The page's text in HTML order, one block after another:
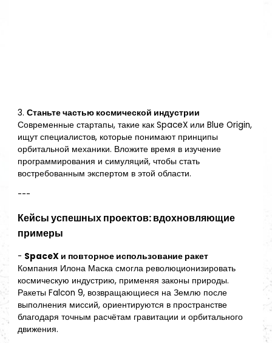
3.Станьте частью космической индустрии
Современные стартапы, такие как SpaceX или Blue Origin,
ищут специалистов, которые понимают принципы
орбитальной механики. Вложите время в изучение
программирования и симуляций, чтобы стать
востребованным экспертом в этой области.
---
Кейсы успешных проектов: вдохновляющие
примеры
- SpaceX и повторное использование ракет
Компания Илона Маска смогла революционизировать
космическую индустрию, применяя законы природы.
Ракеты Falcon 9, возвращающиеся на Землю после
выполнения миссий, ориентируются в пространстве
благодаря точным расчётам гравитации и орбитального
движения.